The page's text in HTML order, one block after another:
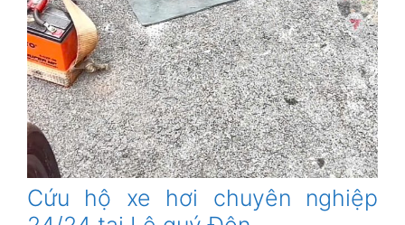
Cứu hộ xe hơi chuyên nghiệp